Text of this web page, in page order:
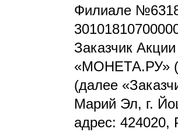
Филиале
Заказчик
«МОНЕТА.РУ»
(далее
Марий Эл, г.
адрес: